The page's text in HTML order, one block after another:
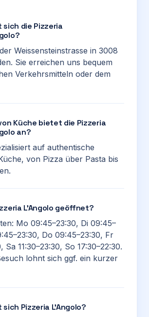
die Pizzeria
Weissensteinstrasse in 3008
Sie erreichen uns bequem
Verkehrsmitteln oder dem
Küche bietet die Pizzeria
an?
auf authentische
von Pizza über Pasta bis
L’Angolo geöffnet?
Mo 09:45–23:30, Di 09:45–
Do 09:45–23:30, Fr
Sa 11:30–23:30, So 17:30–22:30.
lohnt sich ggf. ein kurzer
Pizzeria L’Angolo?